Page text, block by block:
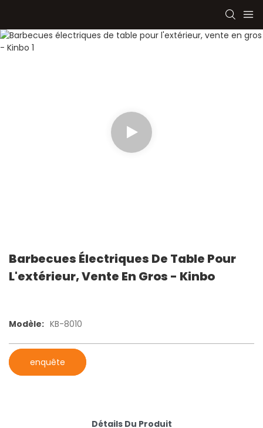
Barbecues Électriques De Table Pour
L'extérieur, Vente En Gros - Kinbo
Modèle: KB-8010
enquête
Détails Du Produit